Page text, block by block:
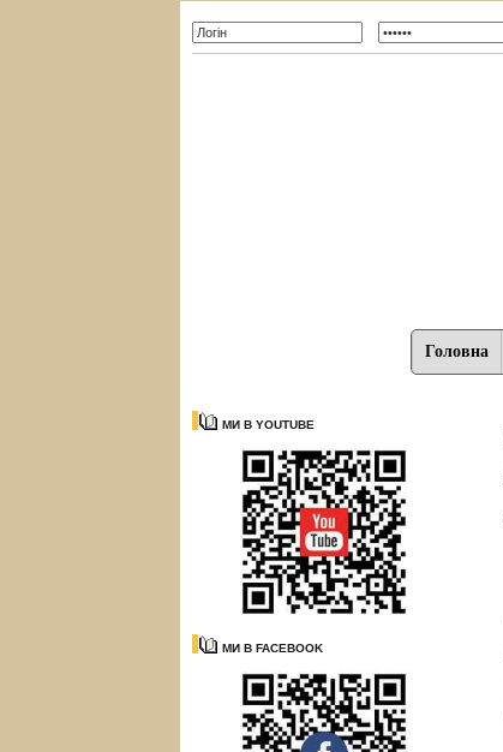
Головна
МИ В YOUTUBE
МИ В FACEBOOK